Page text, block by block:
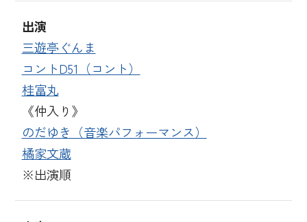
出演
三遊亭ぐんま
コントD51（コント）
桂富丸
《仲入り》
のだゆき（音楽パフォーマンス）
橘家文蔵
※出演順